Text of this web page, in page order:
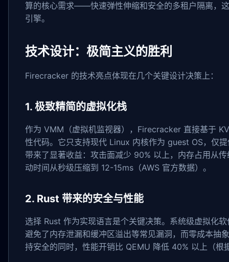
算的核心需求——快速弹性伸缩和安全的多租户隔离，
引擎。
技术设计：极简主义的胜利
Firecracker 的技术亮点体现在几个关键设计决策上：
1. 极致精简的虚拟化栈
作为 VMM（虚拟机监视器），Firecracker 直接基于
性代码。它只支持现代 Linux 内核作为 guest OS，仅
带来了显著收益：攻击面减少 90% 以上，内存占用从
动时间从秒级压缩到 12-15ms（AWS 官方数据）。
2. Rust 带来的安全与性能
选择 Rust 作为实现语言是个关键决策。系统级虚拟化
避免了内存泄漏和缓冲区溢出等常见漏洞，而零成本
持安全的同时，性能开销比 QEMU 降低 40% 以上（